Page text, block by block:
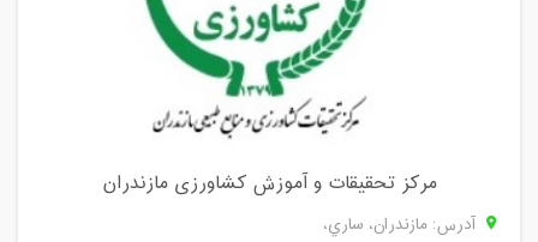
مرکز تحقیقات و آموزش کشاورزی مازندران
آدرس: مازندران، ساري،